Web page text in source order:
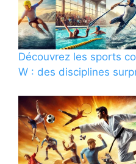
Découvrez les sports
W : des disciplines